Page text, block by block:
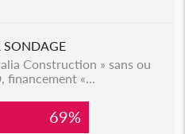
SONDAGE
Construction » sans ou
financement «...
69%